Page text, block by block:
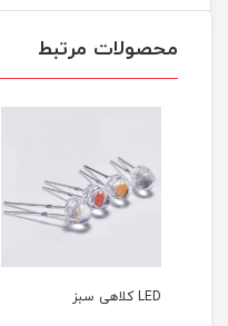
محصولات مرتبط
LED کلاهی سبز